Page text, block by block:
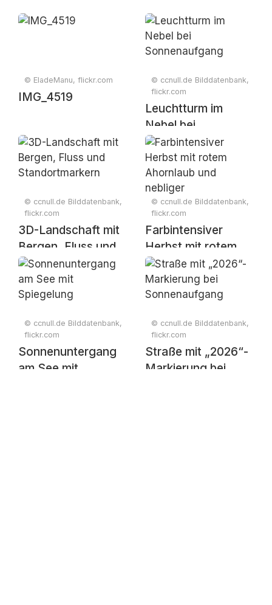
© EladeManu, flickr.com
IMG_4519
© ccnull.de Bilddatenbank,
flickr.com
Leuchtturm im
Nebel bei
Sonnenaufgang
© ccnull.de Bilddatenbank,
flickr.com
3D-Landschaft mit
Bergen, Fluss und
Standortmarkern
© ccnull.de Bilddatenbank,
flickr.com
Farbintensiver
Herbst mit rotem
Ahornlaub und
nebliger
Berglandschaft
© ccnull.de Bilddatenbank,
flickr.com
Sonnenuntergang
am See mit
© ccnull.de Bilddatenbank,
flickr.com
Straße mit „2026“-
Markierung bei